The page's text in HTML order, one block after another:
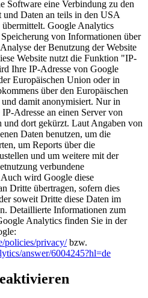
Software eine Verbindung zu den
und Daten an teils in den USA
Google Analytics
von Informationen über
der Benutzung der Website
Website nutzt die Funktion "IP-
Ihre IP-Adresse von Google
Europäischen Union oder in
über den Europäischen
damit anonymisiert. Nur in
Adresse an einen Server von
dort gekürzt. Laut Angaben von
Daten benutzen, um die
um Reports über die
und um weitere mit der
verbundene
wird Google diese
Dritte übertragen, sofern dies
soweit Dritte diese Daten im
Detaillierte Informationen zum
Analytics finden Sie in der
policies/privacy/bzw.
answer/6004245?hl=de